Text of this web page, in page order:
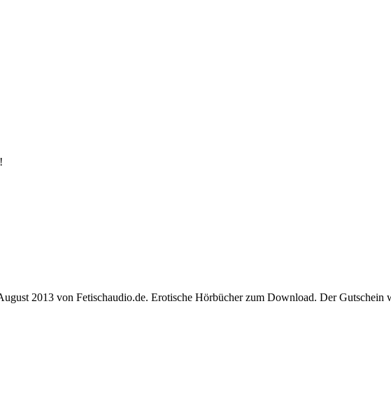
2013 von Fetischaudio.de. Erotische Hörbücher zum Download. Der